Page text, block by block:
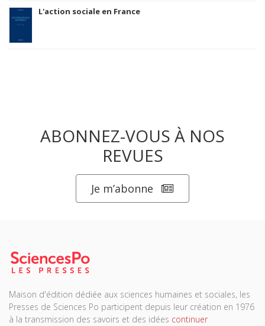
L'action sociale en France
ABONNEZ-VOUS À NOS
REVUES
Je m’abonne
Maison d'édition dédiée aux sciences humaines et sociales, les
Presses de Sciences Po participent depuis leur création en 1976
à la transmission des savoirs et des idées continuer